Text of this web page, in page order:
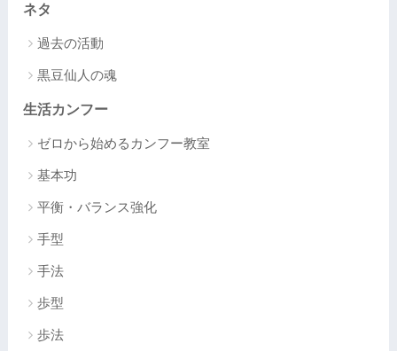
ネタ
過去の活動
黒豆仙人の魂
生活カンフー
ゼロから始めるカンフー教室
基本功
平衡・バランス強化
手型
手法
歩型
歩法